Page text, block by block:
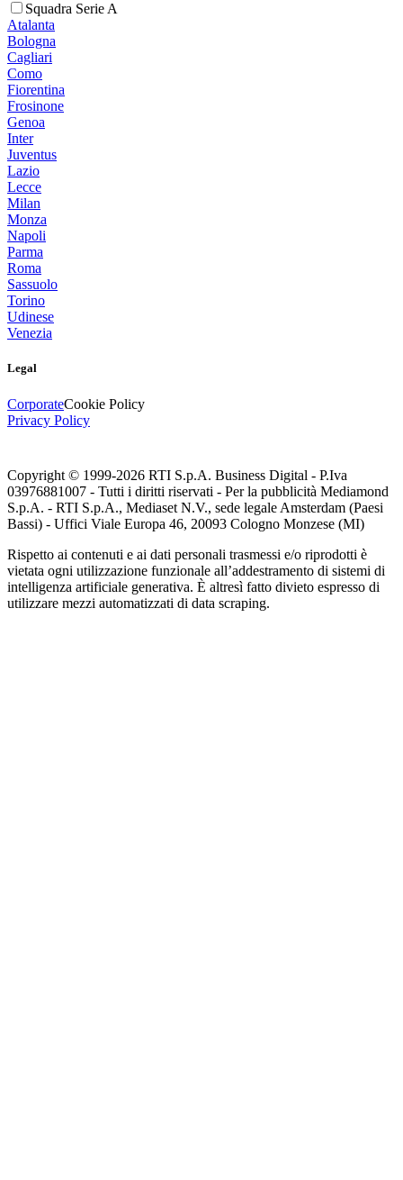
Squadra Serie A
Atalanta
Bologna
Cagliari
Como
Fiorentina
Frosinone
Genoa
Inter
Juventus
Lazio
Lecce
Milan
Monza
Napoli
Parma
Roma
Sassuolo
Torino
Udinese
Venezia
Legal
CorporateCookie Policy
Privacy Policy
Copyright © 1999-2026 RTI S.p.A. Business Digital - P.Iva
03976881007 - Tutti i diritti riservati - Per la pubblicità Mediamond
S.p.A. - RTI S.p.A., Mediaset N.V., sede legale Amsterdam (Paesi
Bassi) - Uffici Viale Europa 46, 20093 Cologno Monzese (MI)
Rispetto ai contenuti e ai dati personali trasmessi e/o riprodotti è
vietata ogni utilizzazione funzionale all’addestramento di sistemi di
intelligenza artificiale generativa. È altresì fatto divieto espresso di
utilizzare mezzi automatizzati di data scraping.